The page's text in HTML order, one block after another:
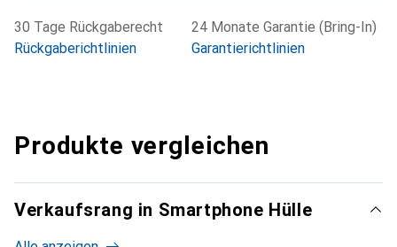
30 Tage Rückgaberecht
Rückgaberichtlinien
24 Monate Garantie (Bring-In)
Garantierichtlinien
Produkte vergleichen
Verkaufsrang in Smartphone Hülle